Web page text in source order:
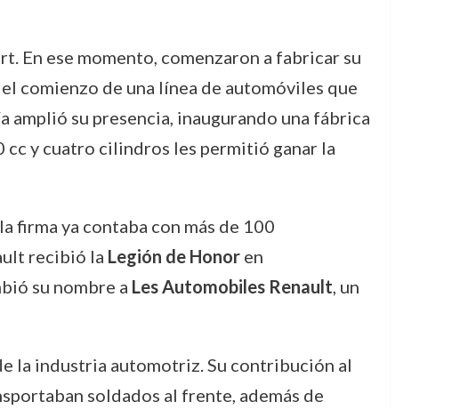
En ese momento, comenzaron a fabricar su
comienzo de una línea de automóviles que
amplió su presencia, inaugurando una fábrica
cc y cuatro cilindros les permitió ganar la
firma ya contaba con más de 100
recibió la Legión de Honoren
su nombre a Les Automobiles Renault, un
la industria automotriz. Su contribución al
soldados al frente, además de